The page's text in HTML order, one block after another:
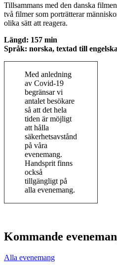
Tillsammans med den danska filmen
två filmer som porträtterar
olika sätt att reagera.
Längd: 157 min
Språk: norska, textad till engelska
Med anledning
av Covid-19
begränsar vi
antalet besökare
så att det hela
tiden är möjligt
att hålla
säkerhetsavstånd
på våra
evenemang.
Handsprit finns
också
tillgängligt på
alla evenemang.
Kommande
Alla evenemang